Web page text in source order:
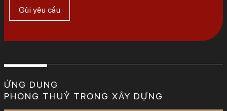
ỨNG DỤNG
PHONG THUỶ TRONG XÂY DỰNG